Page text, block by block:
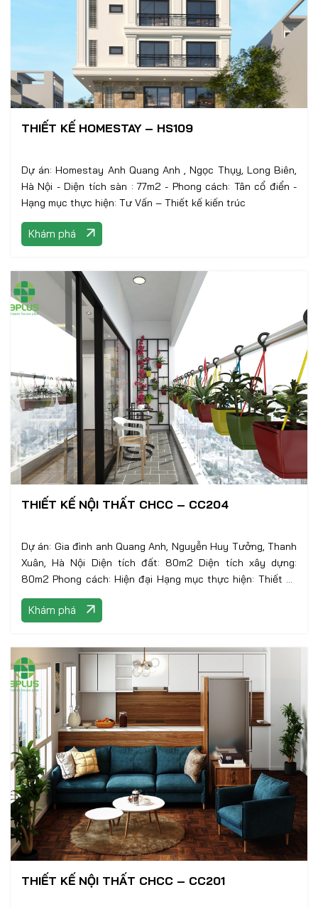
THIẾT KẾ HOMESTAY – HS109
Dự án: Homestay Anh Quang Anh , Ngọc Thụy, Long Biên,
Hà Nội - Diện tích sàn : 77m2 - Phong cách: Tân cổ điển -
Hạng mục thực hiện: Tư Vấn – Thiết kế kiến trúc
Khám phá
THIẾT KẾ NỘI THẤT CHCC – CC204
Dự án: Gia đình anh Quang Anh, Nguyễn Huy Tưởng, Thanh
Xuân, Hà Nội Diện tích đất: 80m2 Diện tích xây dựng:
80m2 Phong cách: Hiện đại Hạng mục thực hiện: Thiết kế
nội thất
Khám phá
THIẾT KẾ NỘI THẤT CHCC – CC201